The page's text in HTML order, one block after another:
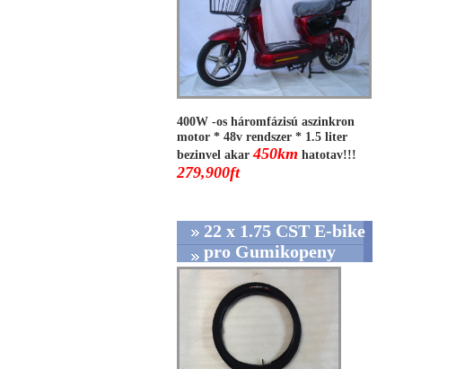
400W -os háromfázisú aszinkron
motor * 48v rendszer * 1.5 liter
bezinvel akar450km hatotav!!!
279,900ft
22 x 1.75 CST E-bike
pro Gumikopeny